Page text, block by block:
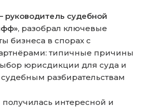
руководитель судебной
, разобрал ключевые
бизнеса в спорах с
типичные причины
юрисдикции для суда и
разбирательствам
интересной и